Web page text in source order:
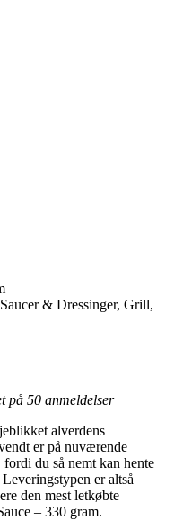
& Dressinger, Grill,
på 50 anmeldelser
alverdens
er på nuværende
du så nemt kan hente
er altså
den mest letkøbte
– 330 gram.